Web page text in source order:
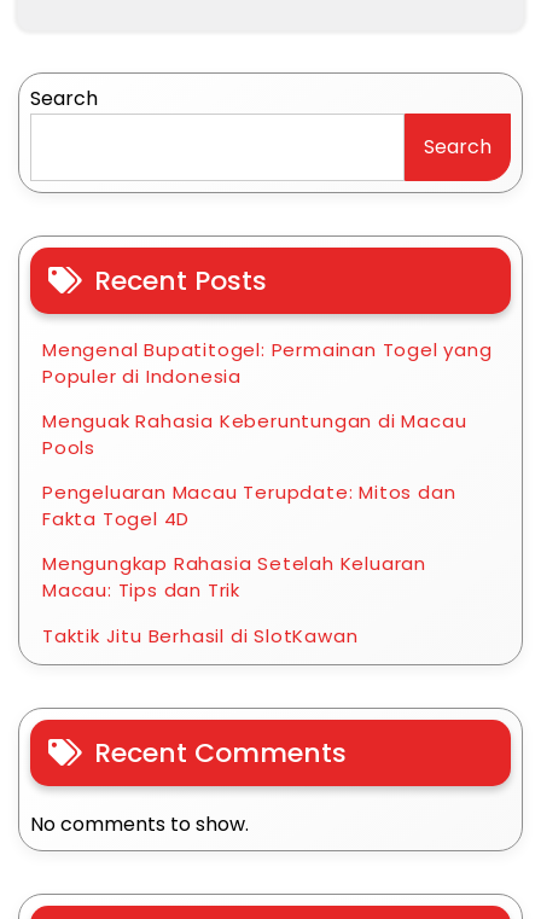
Search
Search
Recent Posts
Mengenal Bupatitogel: Permainan Togel yang
Populer di Indonesia
Menguak Rahasia Keberuntungan di Macau
Pools
Pengeluaran Macau Terupdate: Mitos dan
Fakta Togel 4D
Mengungkap Rahasia Setelah Keluaran
Macau: Tips dan Trik
Taktik Jitu Berhasil di SlotKawan
Recent Comments
No comments to show.